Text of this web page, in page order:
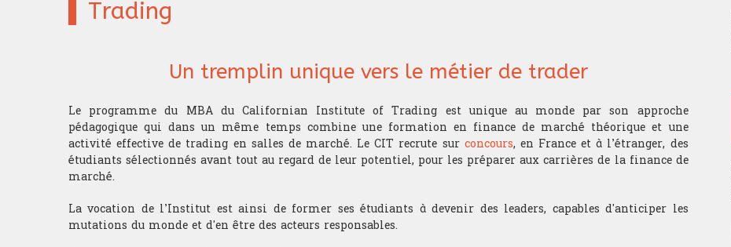
Trading
Un tremplin unique vers le métier de trader
Le programme du MBA du Californian Institute of Trading est unique au monde par son approche
pédagogique qui dans un même temps combine une formation en finance de marché théorique et une
activité effective de trading en salles de marché. Le CIT recrute sur concours, en France et à l’étranger, des
étudiants sélectionnés avant tout au regard de leur potentiel, pour les préparer aux carrières de la finance de
marché.
La vocation de l’Institut est ainsi de former ses étudiants à devenir des leaders, capables d'anticiper les
mutations du monde et d'en être des acteurs responsables.